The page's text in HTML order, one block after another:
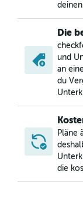
Die
und
an
du
Pläne
die